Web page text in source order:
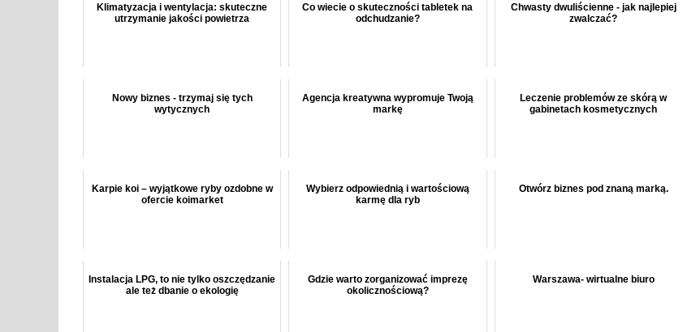
Klimatyzacja i wentylacja: skuteczne
utrzymanie jakości powietrza
Co wiecie o skuteczności tabletek na
odchudzanie?
Chwasty dwuliścienne - jak najlepiej
zwalczać?
Nowy biznes - trzymaj się tych
wytycznych
Agencja kreatywna wypromuje Twoją
markę
Leczenie problemów ze skórą w
gabinetach kosmetycznych
Karpie koi – wyjątkowe ryby ozdobne w
ofercie koimarket
Wybierz odpowiednią i wartościową
karmę dla ryb
Otwórz biznes pod znaną marką.
Instalacja LPG, to nie tylko oszczędzanie
ale też dbanie o ekologię
Gdzie warto zorganizować imprezę
okolicznościową?
Warszawa- wirtualne biuro